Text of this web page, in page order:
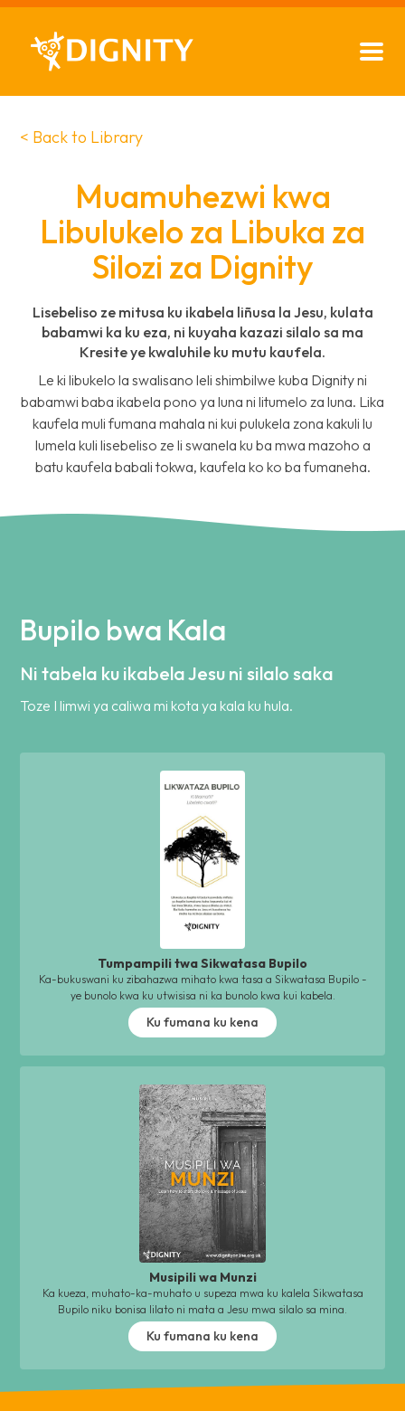
< Back to Library
Muamuhezwi kwa
Libulukelo za Libuka za
Silozi za Dignity
Lisebeliso ze mitusa ku ikabela liñusa la Jesu, kulata
babamwi ka ku eza, ni kuyaha kazazi silalo sa ma
Kresite ye kwaluhile ku mutu kaufela.
Le ki libukelo la swalisano leli shimbilwe kuba Dignity ni
babamwi baba ikabela pono ya luna ni litumelo za luna. Lika
kaufela muli fumana mahala ni kui pulukela zona kakuli lu
lumela kuli lisebeliso ze li swanela ku ba mwa mazoho a
batu kaufela babali tokwa, kaufela ko ko ba fumaneha.
Bupilo bwa Kala
Ni tabela ku ikabela Jesu ni silalo saka
Toze I limwi ya caliwa mi kota ya kala ku hula.
Tumpampili twa Sikwatasa Bupilo
Ka-bukuswani ku zibahazwa mihato kwa tasa a Sikwatasa Bupilo -
ye bunolo kwa ku utwisisa ni ka bunolo kwa kui kabela.
Ku fumana ku kena
Musipili wa Munzi
Ka kueza, muhato-ka-muhato u supeza mwa ku kalela Sikwatasa
Bupilo niku bonisa lilato ni mata a Jesu mwa silalo sa mina.
Ku fumana ku kena